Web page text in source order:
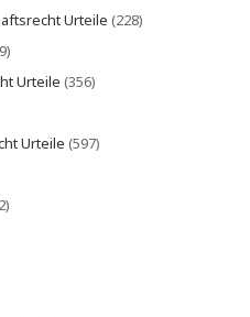
Urteile (228)
Urteile (356)
Urteile (597)